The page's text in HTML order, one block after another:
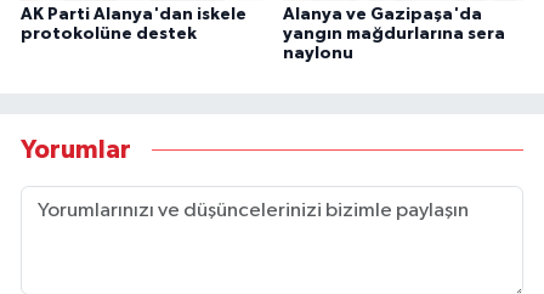
AK Parti Alanya'dan iskele
protokolüne destek
Alanya ve Gazipaşa'da
yangın mağdurlarına sera
naylonu
Yorumlar